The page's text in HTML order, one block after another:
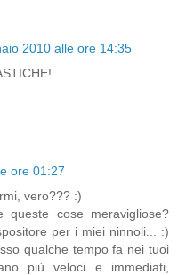
2010 alle ore 14:35
ore 01:27
vero??? :)
cose meravigliose?
per i miei ninnoli... :)
qualche tempo fa nei tuoi
più veloci e immediati,